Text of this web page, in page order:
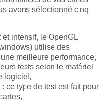
avons sélectionné cinq
et intensif, le OpenGL
utilise des
meilleure performance,
tests selon le matériel
logiciel,
ce type de test est fait pour